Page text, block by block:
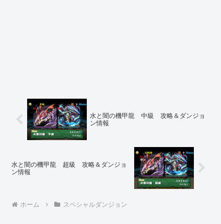
水と闇の機甲龍 中級 攻略＆ダンジョ
ン情報
水と闇の機甲龍 超級 攻略＆ダンジョ
ン情報
ホーム スペシャルダンジョン